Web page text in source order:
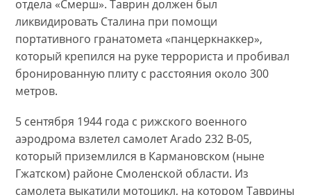
отдела «Смерш». Таврин должен был
ликвидировать Сталина при помощи
портативного гранатомета «панцеркнаккер»,
который крепился на руке террориста и пробивал
бронированную плиту с расстояния около 300
метров.
5 сентября 1944 года с рижского военного
аэродрома взлетел самолет Arado 232 B-05,
который приземлился в Кармановском (ныне
Гжатском) районе Смоленской области. Из
самолета выкатили мотоцикл, на котором Таврины